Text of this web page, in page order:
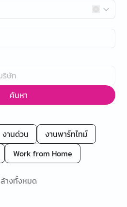
ค้นหา
งานด่วน
งานพาร์ทไทม์
Work from Home
ล้างทั้งหมด